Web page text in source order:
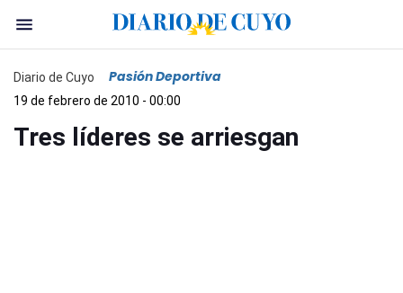
Diario de Cuyo Pasión Deportiva
19 de febrero de 2010 - 00:00
Tres líderes se arriesgan